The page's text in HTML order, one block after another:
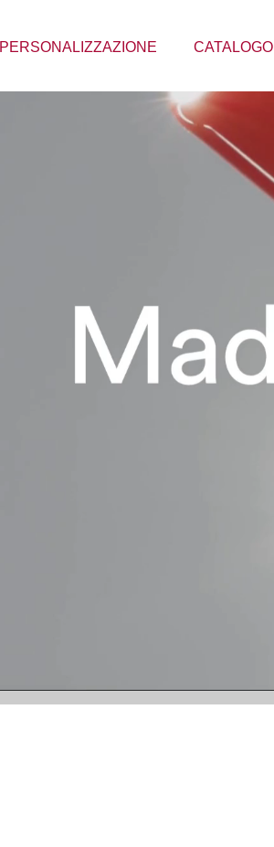
PERSONALIZZAZIONE CATALOGO